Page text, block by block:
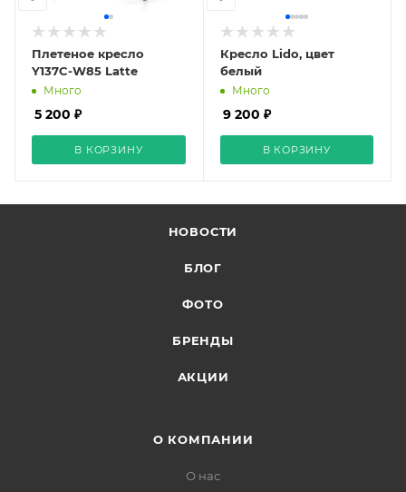
Плетеное кресло
Y137C-W85 Latte
Много
5 200 ₽
В КОРЗИНУ
Кресло Lido, цвет
белый
Много
9 200 ₽
В КОРЗИНУ
НОВОСТИ
БЛОГ
ФОТО
БРЕНДЫ
АКЦИИ
О КОМПАНИИ
О нас